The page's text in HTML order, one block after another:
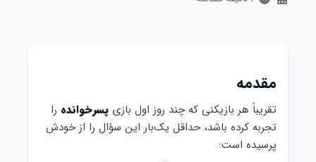
مقدمه
تقریباً هر بازیکنی که چند روز اول بازی پسرخوانده را
تجربه کرده باشد، حداقل یک‌بار این سؤال را از خودش
پرسیده است: